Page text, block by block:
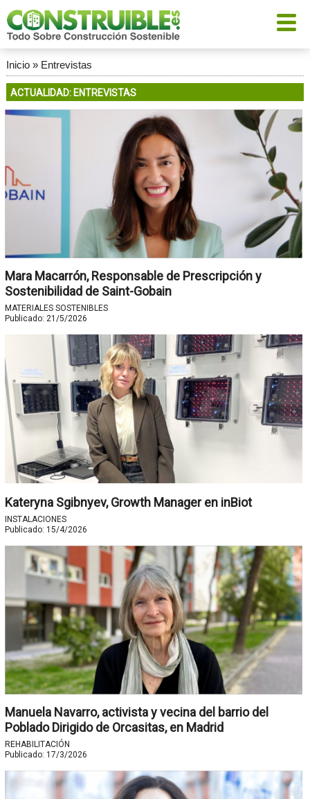
Inicio» Entrevistas
ACTUALIDAD: ENTREVISTAS
Mara Macarrón, Responsable de Prescripción y
Sostenibilidad de Saint-Gobain
MATERIALES SOSTENIBLES
Publicado: 21/5/2026
Kateryna Sgibnyev, Growth Manager en inBiot
INSTALACIONES
Publicado: 15/4/2026
Manuela Navarro, activista y vecina del barrio del
Poblado Dirigido de Orcasitas, en Madrid
REHABILITACIÓN
Publicado: 17/3/2026